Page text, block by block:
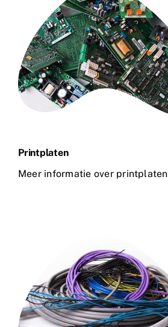
Printplaten
Meer informatie over printplaten